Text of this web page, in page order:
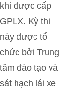
khi được cấp
GPLX. Kỳ thi
này được tổ
chức bởi Trung
tâm đào tạo và
sát hạch lái xe